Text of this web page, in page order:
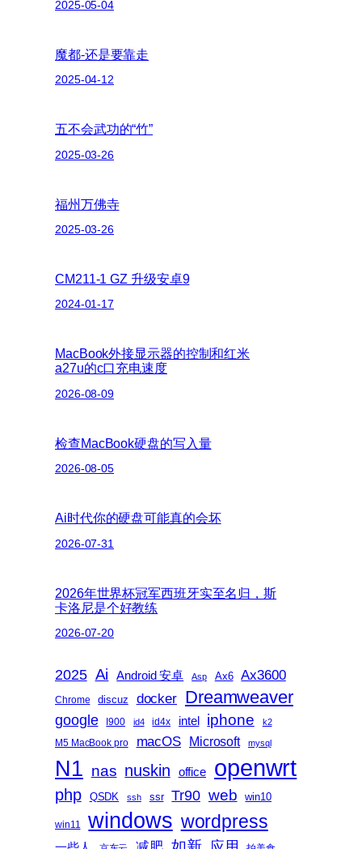
2025-05-04
魔都-还是要靠走
2025-04-12
五不会武功的“竹”
2025-03-26
福州万佛寺
2025-03-26
CM211-1 GZ 升级安卓9
2024-01-17
MacBook外接显示器的控制和红米
a27u的c口充电速度
2026-08-09
检查MacBook硬盘的写入量
2026-08-05
Ai时代你的硬盘可能真的会坏
2026-07-31
2026年世界杯冠军西班牙实至名归，斯
卡洛尼是个好教练
2026-07-20
2025 Ai Android 安卓 Asp Ax6 Ax3600
Chrome discuz docker Dreamweaver
google I900 id4 id4x intel iphone k2
M5 MacBook pro macOS Microsoft mysql
N1 nas nuskin office openwrt
php QSDK ssh ssr Tr90 web win10
win11 windows wordpress